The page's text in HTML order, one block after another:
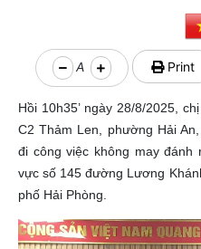
A Print
Hồi 10h35’ ngày 28/8/2025,
C2 Thảm Len, phường Hải
đi công việc không may
vực số 145 đường Lương
phố Hải Phòng.